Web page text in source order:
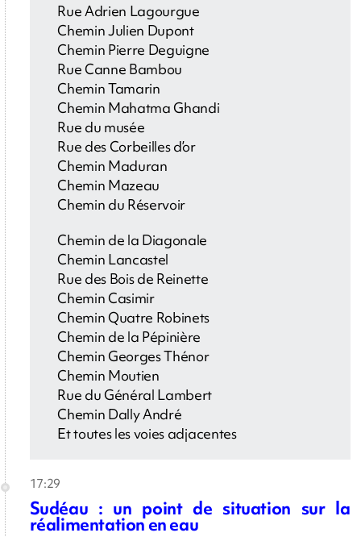
Rue Adrien Lagourgue
Chemin Julien Dupont
Chemin Pierre Deguigne
Rue Canne Bambou
Chemin Tamarin
Chemin Mahatma Ghandi
Rue du musée
Rue des Corbeilles d’or
Chemin Maduran
Chemin Mazeau
Chemin du Réservoir
Chemin de la Diagonale
Chemin Lancastel
Rue des Bois de Reinette
Chemin Casimir
Chemin Quatre Robinets
Chemin de la Pépinière
Chemin Georges Thénor
Chemin Moutien
Rue du Général Lambert
Chemin Dally André
Et toutes les voies adjacentes
17:29
Sudéau : un point de situation sur la
réalimentation en eau